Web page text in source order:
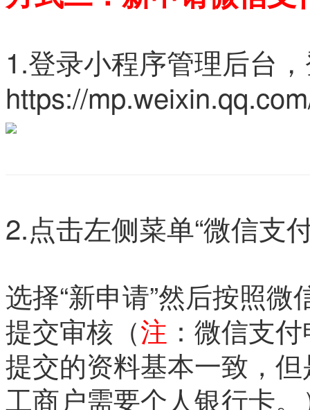
1.登录小程序管理后台
https://
2.点击左侧菜单“微信支
选择“新申请”然后按照
提交审核（注 ：微信支
提交的资料基本一致，
工商户需要个人银行卡